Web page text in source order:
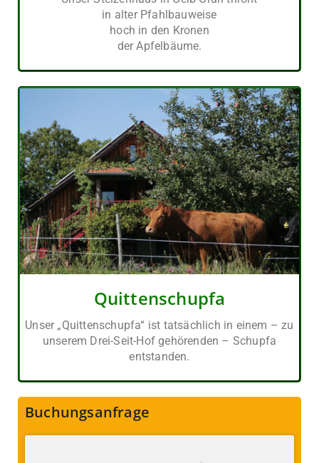
in alter Pfahlbauweise
hoch in den Kronen
der Apfelbäume.
Quittenschupfa
Unser „Quittenschupfa“ ist tatsächlich in einem – zu
unserem Drei-Seit-Hof gehörenden – Schupfa
entstanden.
Buchungsanfrage